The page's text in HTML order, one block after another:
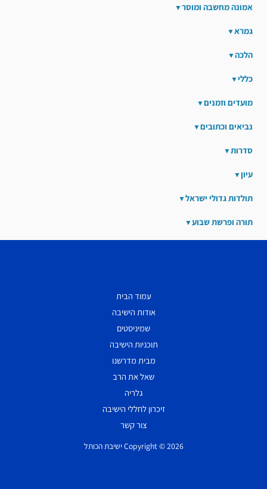
אמונה מחשבה ומוסר
גמרא
הלכה
כללי
מועדים וזמנים
נביאים וכתובים
סדרות
עיון
תולדות גדולי ישראל
תורה ופרשת שבוע
עמוד הבית
אודות הישיבה
שמיניסטים
תוכניות הישיבה
מבית מדרשנו
שאל את הרב
גלריה
זיכרון לחללי הישיבה
צור קשר
Copyright © 2026 ישיבת הכותל